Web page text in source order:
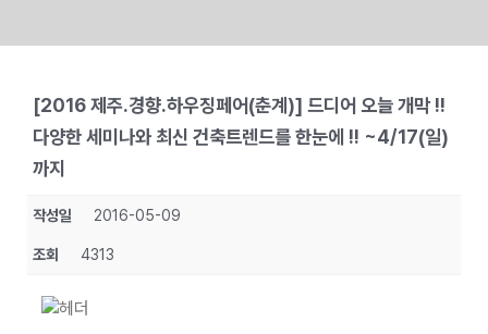
content[2016 제주.경향.하우징페어(춘계)] 드디어 오늘 개막 !!
다양한 세미나와 최신 건축트렌드를 한눈에 !! ~4/17(일)
까지
작성일 2016-05-09
조회 4313